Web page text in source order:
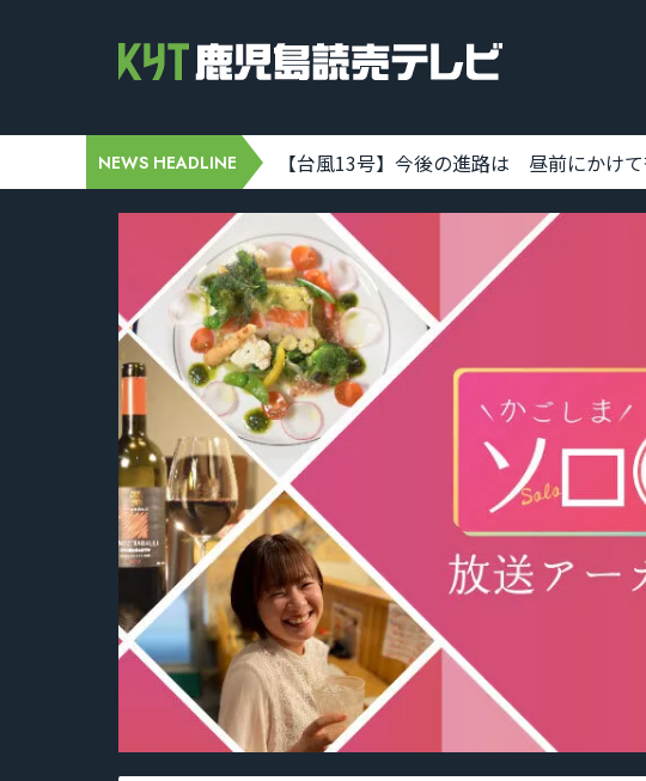
NEWS HEADLINE
[2026-08-07 06:42:00] 【台風13号】今後の進路は 昼前にかけ